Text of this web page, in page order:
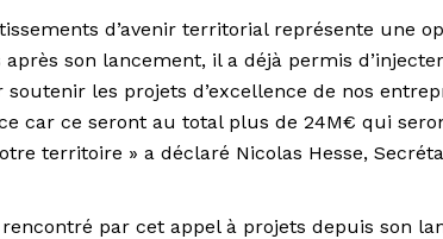
d’avenir territorial représente une
son lancement, il a déjà permis
soutenir les projets d’excellence de nos
car ce seront au total plus de 24M€ qui
territoire » a déclaré Nicolas Hesse,
par cet appel à projets depuis son